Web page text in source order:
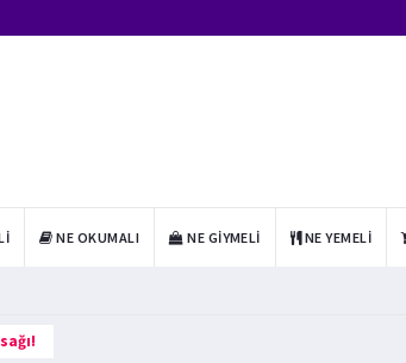
NE OKUMALI NE GIYMELI NE YEMELI